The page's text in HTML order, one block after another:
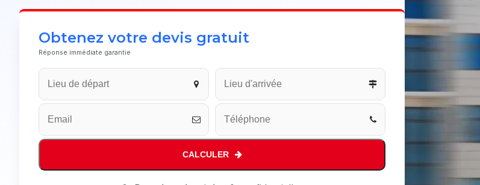
Obtenez votre devis gratuit
Réponse immédiate garantie
CALCULER